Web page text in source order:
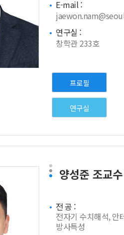
E-mail :
연구실 :
창학관 233호
프로필
연구실
양성준 조교수
전 공 :
전자기 수치해석, 안
방사특성